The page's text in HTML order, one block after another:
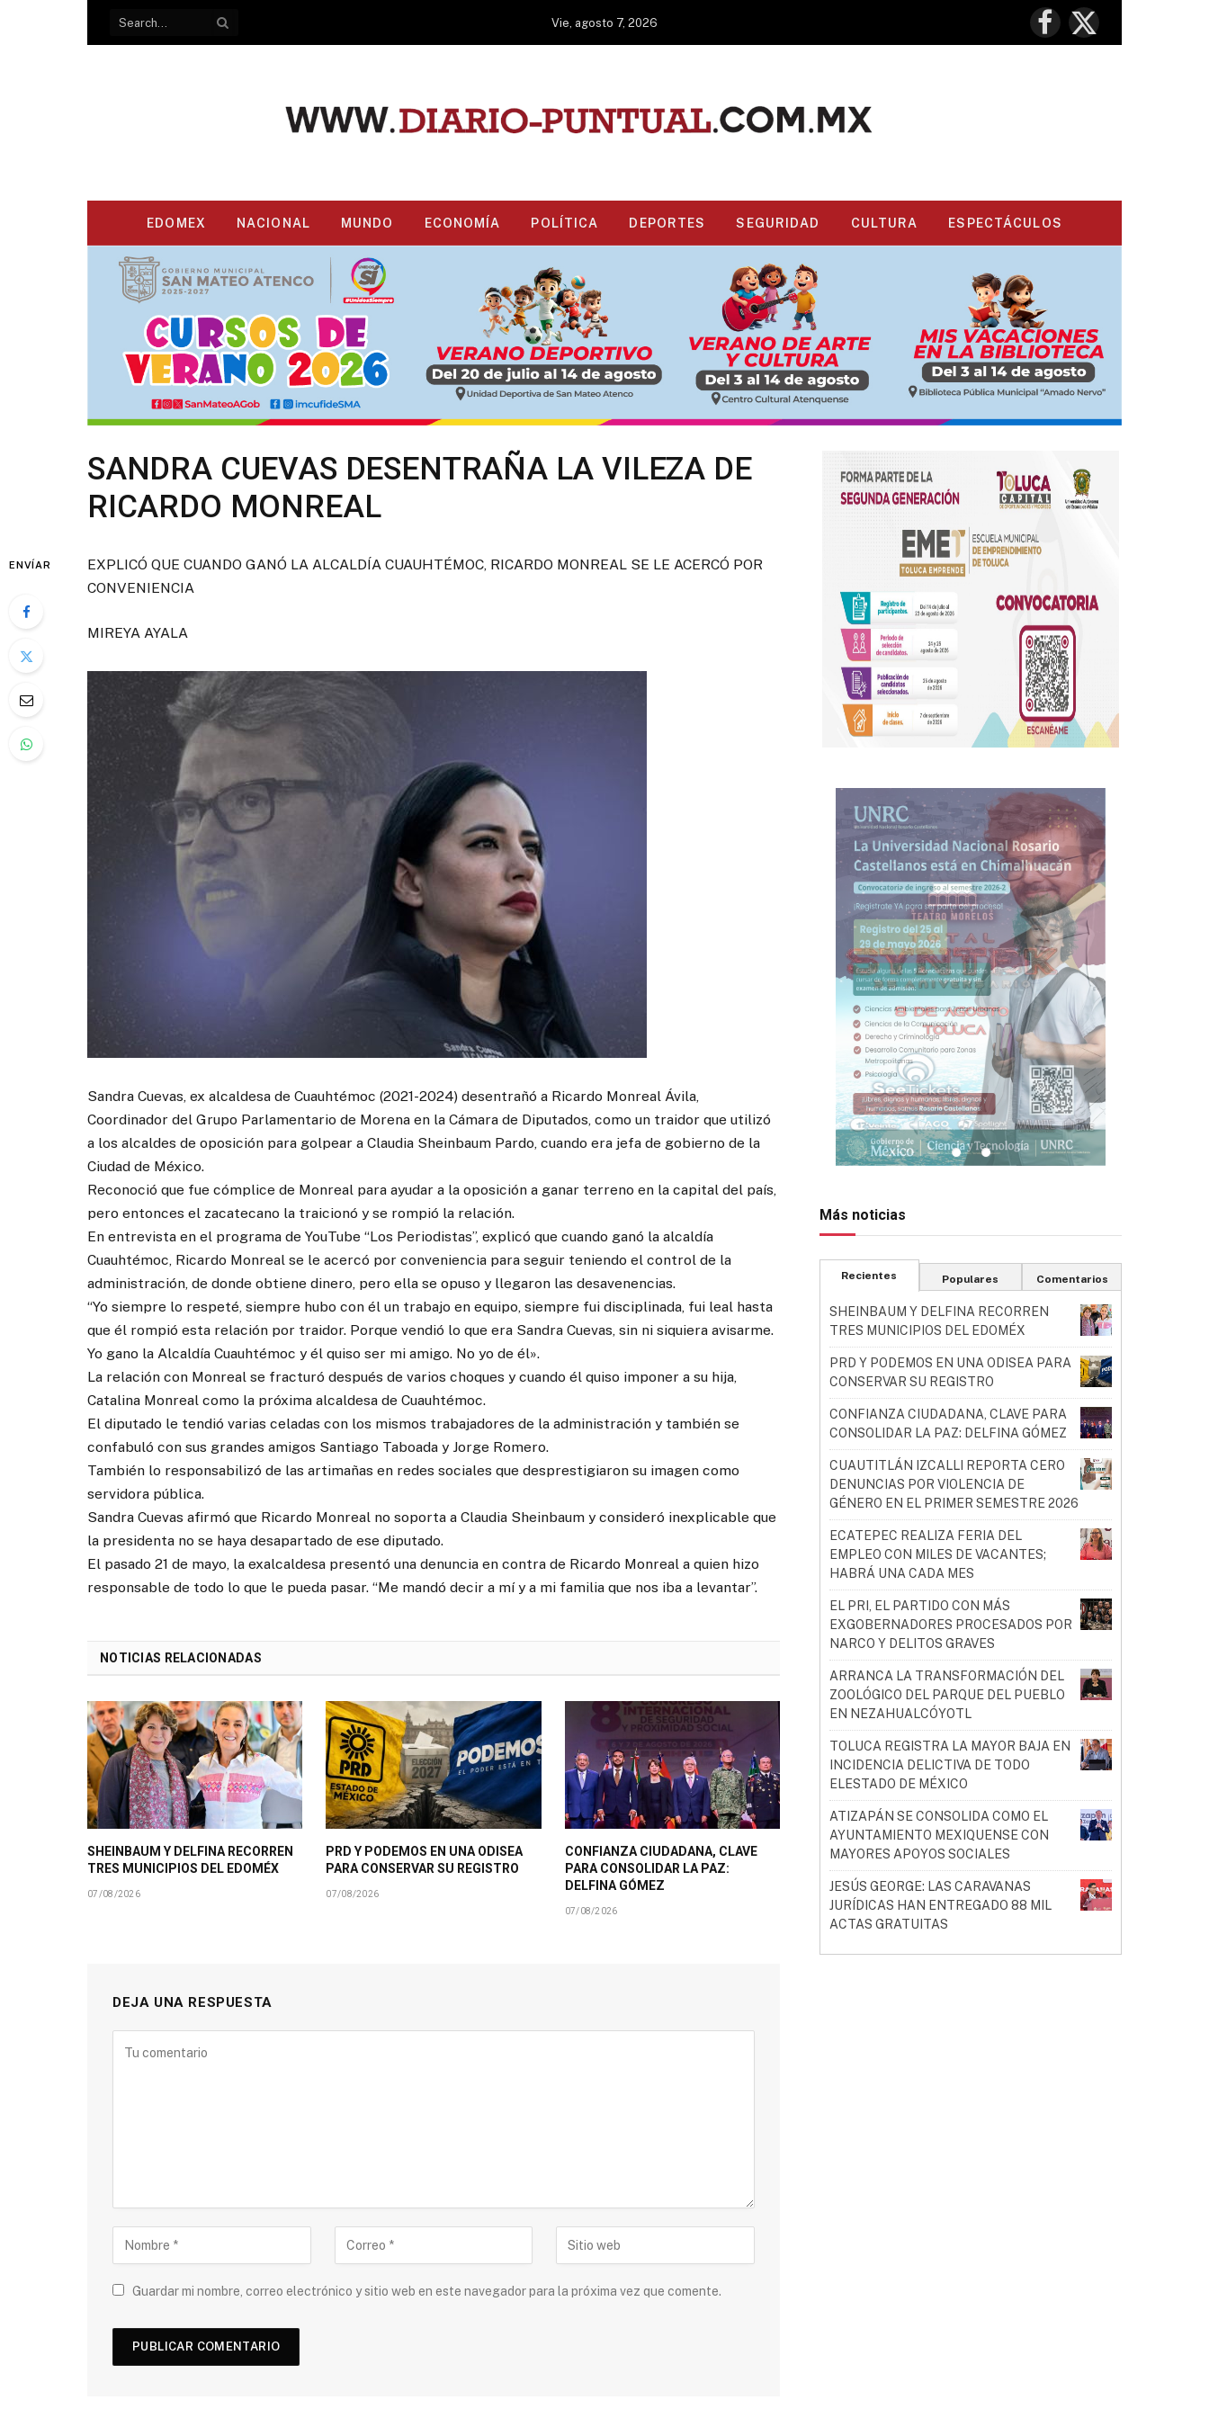
Vie, agosto 7, 2026
Facebook
X
(Twitter)
EDOMEX NACIONAL MUNDO ECONOMÍA POLÍTICA DEPORTES SEGURIDAD CULTURA ESPECTÁCULOS
SANDRA CUEVAS DESENTRAÑA LA VILEZA DE
RICARDO MONREAL
ENVÍAR
EXPLICÓ QUE CUANDO GANÓ LA ALCALDÍA CUAUHTÉMOC, RICARDO MONREAL SE LE ACERCÓ POR
CONVENIENCIA
MIREYA AYALA
Sandra Cuevas, ex alcaldesa de Cuauhtémoc (2021-2024) desentrañó a Ricardo Monreal Ávila,
Coordinador del Grupo Parlamentario de Morena en la Cámara de Diputados, como un traidor que utilizó
a los alcaldes de oposición para golpear a Claudia Sheinbaum Pardo, cuando era jefa de gobierno de la
Ciudad de México.
Reconoció que fue cómplice de Monreal para ayudar a la oposición a ganar terreno en la capital del país,
pero entonces el zacatecano la traicionó y se rompió la relación.
En entrevista en el programa de YouTube “Los Periodistas”, explicó que cuando ganó la alcaldía
Cuauhtémoc, Ricardo Monreal se le acercó por conveniencia para seguir teniendo el control de la
administración, de donde obtiene dinero, pero ella se opuso y llegaron las desavenencias.
“Yo siempre lo respeté, siempre hubo con él un trabajo en equipo, siempre fui disciplinada, fui leal hasta
que él rompió esta relación por traidor. Porque vendió lo que era Sandra Cuevas, sin ni siquiera avisarme.
Yo gano la Alcaldía Cuauhtémoc y él quiso ser mi amigo. No yo de él».
La relación con Monreal se fracturó después de varios choques y cuando él quiso imponer a su hija,
Catalina Monreal como la próxima alcaldesa de Cuauhtémoc.
El diputado le tendió varias celadas con los mismos trabajadores de la administración y también se
confabuló con sus grandes amigos Santiago Taboada y Jorge Romero.
También lo responsabilizó de las artimañas en redes sociales que desprestigiaron su imagen como
servidora pública.
Sandra Cuevas afirmó que Ricardo Monreal no soporta a Claudia Sheinbaum y consideró inexplicable que
la presidenta no se haya desapartado de ese diputado.
El pasado 21 de mayo, la exalcaldesa presentó una denuncia en contra de Ricardo Monreal a quien hizo
responsable de todo lo que le pueda pasar. “Me mandó decir a mí y a mi familia que nos iba a levantar”.
NOTICIAS RELACIONADAS
SHEINBAUM Y DELFINA RECORREN
TRES MUNICIPIOS DEL EDOMÉX
07/08/2026
PRD Y PODEMOS EN UNA ODISEA
PARA CONSERVAR SU REGISTRO
07/08/2026
CONFIANZA CIUDADANA, CLAVE
PARA CONSOLIDAR LA PAZ:
DELFINA GÓMEZ
07/08/2026
DEJA UNA RESPUESTA
Guardar mi nombre, correo electrónico y sitio web en este navegador para la próxima vez que comente.
Más noticias
Recientes Populares Comentarios
SHEINBAUM Y DELFINA RECORREN
TRES MUNICIPIOS DEL EDOMÉX
PRD Y PODEMOS EN UNA ODISEA PARA
CONSERVAR SU REGISTRO
CONFIANZA CIUDADANA, CLAVE PARA
CONSOLIDAR LA PAZ: DELFINA GÓMEZ
CUAUTITLÁN IZCALLI REPORTA CERO
DENUNCIAS POR VIOLENCIA DE
GÉNERO EN EL PRIMER SEMESTRE 2026
ECATEPEC REALIZA FERIA DEL
EMPLEO CON MILES DE VACANTES;
HABRÁ UNA CADA MES
EL PRI, EL PARTIDO CON MÁS
EXGOBERNADORES PROCESADOS POR
NARCO Y DELITOS GRAVES
ARRANCA LA TRANSFORMACIÓN DEL
ZOOLÓGICO DEL PARQUE DEL PUEBLO
EN NEZAHUALCÓYOTL
TOLUCA REGISTRA LA MAYOR BAJA EN
INCIDENCIA DELICTIVA DE TODO
ELESTADO DE MÉXICO
ATIZAPÁN SE CONSOLIDA COMO EL
AYUNTAMIENTO MEXIQUENSE CON
MAYORES APOYOS SOCIALES
JESÚS GEORGE: LAS CARAVANAS
JURÍDICAS HAN ENTREGADO 88 MIL
ACTAS GRATUITAS